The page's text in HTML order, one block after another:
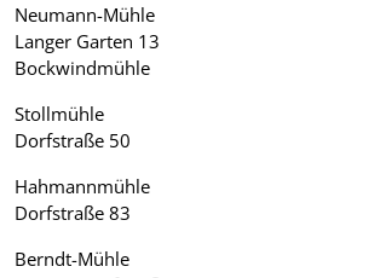
Neumann-Mühle
Langer Garten 13
Bockwindmühle
Stollmühle
Dorfstraße 50
Hahmannmühle
Dorfstraße 83
Berndt-Mühle